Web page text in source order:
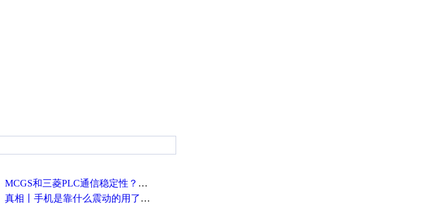
MCGS和三菱PLC通信稳定性？？？
真相丨手机是靠什么震动的用了这么多年才知道！